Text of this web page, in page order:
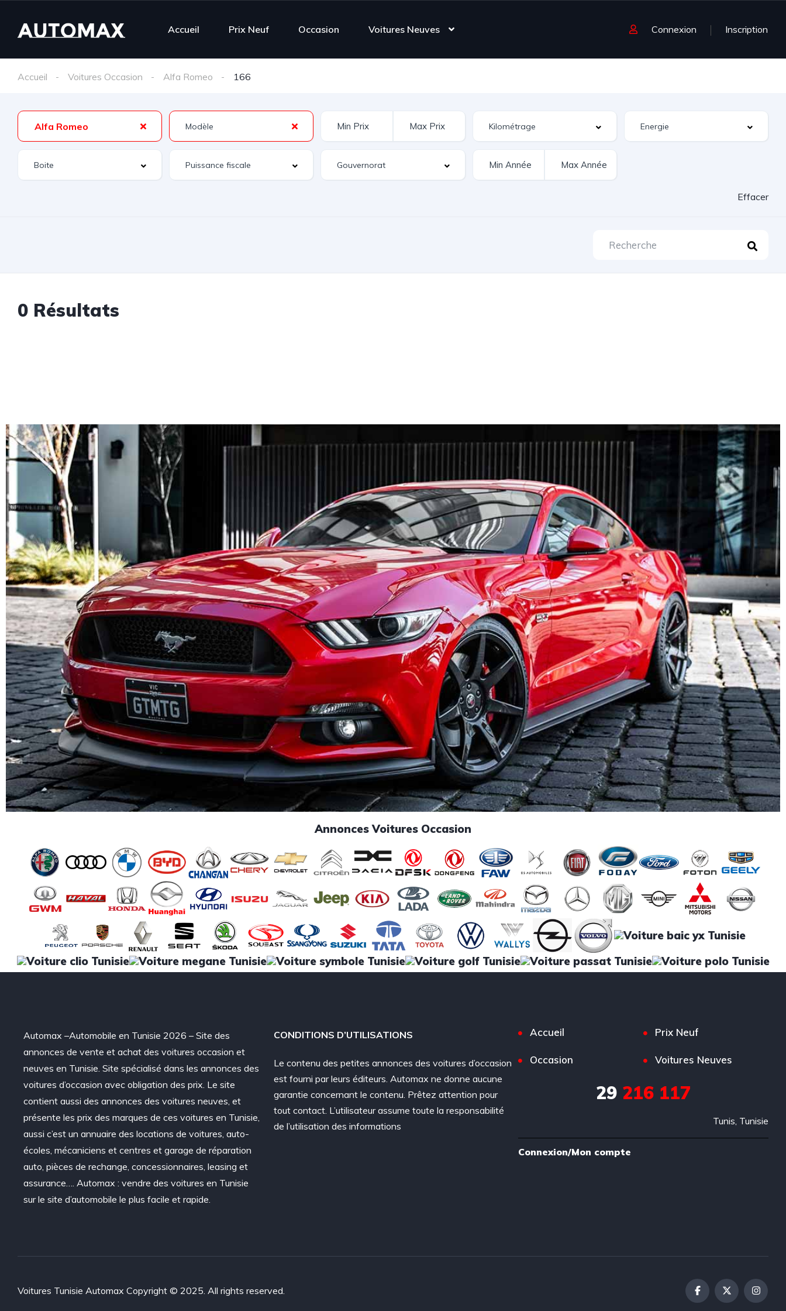
Accueil Prix Neuf Occasion Voitures Neuves Connexion Inscription
Accueil Voitures Occasion Alfa Romeo 166
Alfa Romeo
Effacer
0 Résultats
Annonces Voitures Occasion
Automax –Automobile en Tunisie 2026 – Site des
annonces de vente et achat des voitures occasion et
neuves en Tunisie. Site spécialisé dans les annonces des
voitures d’occasion avec obligation des prix. Le site
contient aussi des annonces des voitures neuves, et
présente les prix des marques de ces voitures en Tunisie,
aussi c’est un annuaire des locations de voitures, auto-
écoles, mécaniciens et centres et garage de réparation
auto, pièces de rechange, concessionnaires, leasing et
assurance…. Automax : vendre des voitures en Tunisie
sur le site d’automobile le plus facile et rapide.
CONDITIONS D’UTILISATIONS
Le contenu des petites annonces des voitures d’occasion
est fourni par leurs éditeurs. Automax ne donne aucune
garantie concernant le contenu. Prêtez attention pour
tout contact. L’utilisateur assume toute la responsabilité
de l’utilisation des informations
Accueil Prix Neuf
Occasion Voitures Neuves
29216 117
Tunis, Tunisie
Connexion/Mon compte
Voitures Tunisie Automax Copyright © 2025. All rights reserved.